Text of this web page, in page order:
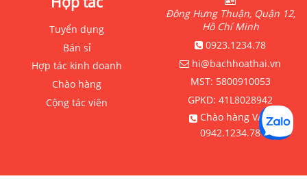
Tuyển dụng
Bán sỉ
Hợp tác kinh doanh
Chào hàng
Cộng tác viên
Đông Hưng Thuận, Quận 12,
Hồ Chí Minh
0923.1234.78
hi@bachhoathai.vn
MST: 5800910053
GPKD: 41L8028942
Chào hàng VAT:
0942.1234.78